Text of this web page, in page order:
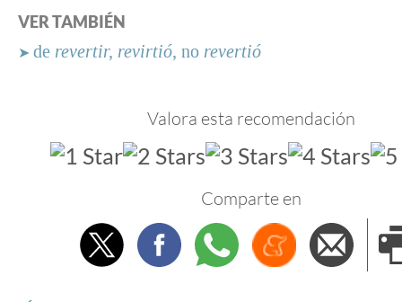
VER TAMBIÉN
➤ de revertir, revirtió, no revertió
Valora esta recomendación
Comparte en
TwitterFacebookWhatsappMenéame